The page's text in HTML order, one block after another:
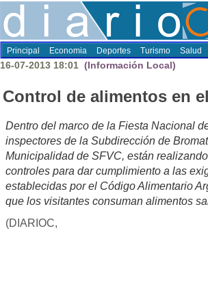
Principal Economia Deportes Turismo Salud
16-07-2013 18:01 (Información Local)
Control de alimentos en
Dentro del marco de la Fiesta Nacional
inspectores de la Subdirección de
Municipalidad de SFVC, están
controles para dar cumplimiento a las
establecidas por el Código Alimentario
que los visitantes consuman alimentos
(DIARIOC,